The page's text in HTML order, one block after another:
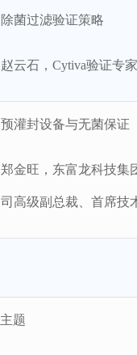
除菌过滤验证策略
赵云石，Cytiva验证专家
预灌封设备与无菌保证
郑金旺，东富龙科技集
司高级副总裁、首席技
主题